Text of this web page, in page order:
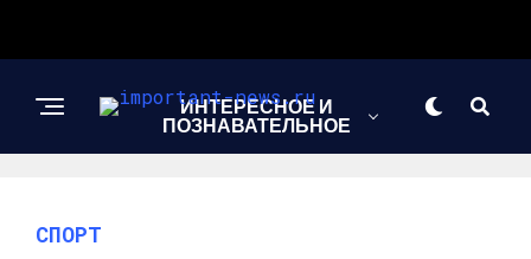
ИНТЕРЕСНОЕ И
ПОЗНАВАТЕЛЬНОЕ
СПОРТ